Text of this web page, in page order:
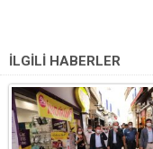
İLGİLİ HABERLER